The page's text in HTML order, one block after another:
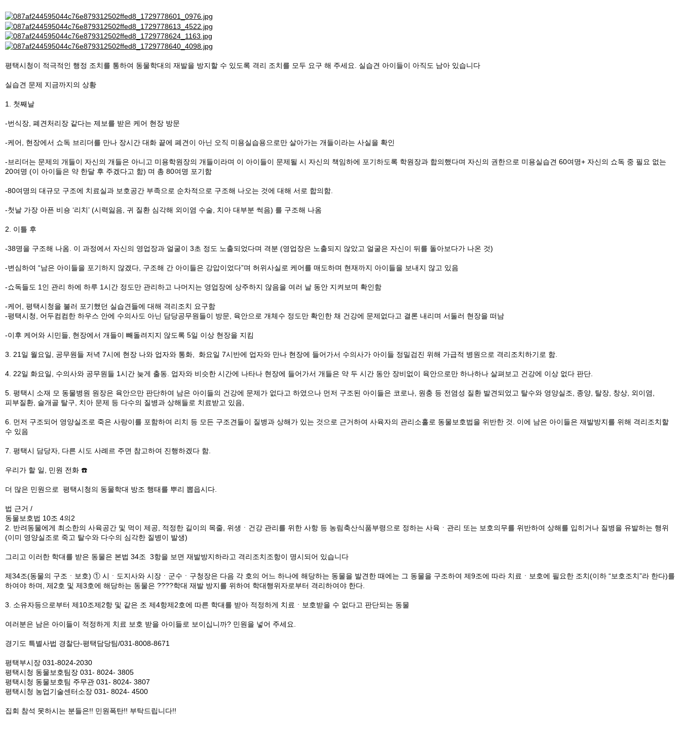
평택시청이 적극적인 행정 조치를 통하여 동물학대의 재발을 방지할 수 있도록 격리 조치를 모두 요구 해 주세요. 실습견 아이들이 아직도 남아 있습니다
실습견 문제 지금까지의 상황
1. 첫째날
-번식장, 폐견처리장 같다는 제보를 받은 케어 현장 방문
-케어, 현장에서 쇼독 브리더를 만나 장시간 대화 끝에 폐견이 아닌 오직 미용실습용으로만 살아가는 개들이라는 사실을 확인
-브리더는 문제의 개들이 자신의 개들은 아니고 미용학원장의 개들이라며 이 아이들이 문제될 시 자신의 책임하에 포기하도록 학원장과 합의했다며 자신의 권한으로 미용실습견 60여명+ 자신의 쇼독 중 필요 없는
20여명 (이 아이들은 약 한달 후 주겠다고 함) 며 총 80여명 포기함
-80여명의 대규모 구조에 치료실과 보호공간 부족으로 순차적으로 구조해 나오는 것에 대해 서로 합의함.
-첫날 가장 아픈 비숑 ‘리치’ (시력잃음, 귀 질환 심각해 외이염 수술, 치아 대부분 썩음) 를 구조해 나옴
2. 이틀 후
-38명을 구조해 나옴. 이 과정에서 자신의 영업장과 얼굴이 3초 정도 노출되었다며 격분 (영업장은 노출되지 않았고 얼굴은 자신이 뒤를 돌아보다가 나온 것)
-변심하여 “남은 아이들을 포기하지 않겠다, 구조해 간 아이들은 강압이었다”며 허위사실로 케어를 매도하며 현재까지 아이들을 보내지 않고 있음
-쇼독들도 1인 관리 하에 하루 1시간 정도만 관리하고 나머지는 영업장에 상주하지 않음을 여러 날 동안 지켜보며 확인함
-케어, 평택시청을 불러 포기했던 실습견들에 대해 격리조치 요구함
-평택시청, 어두컴컴한 하우스 안에 수의사도 아닌 담당공무원들이 방문, 육안으로 개체수 정도만 확인한 채 건강에 문제없다고 결론 내리며 서둘러 현장을 떠남
-이후 케어와 시민들, 현장에서 개들이 빼돌려지지 않도록 5일 이상 현장을 지킴
3. 21일 월요일, 공무원들 저녁 7시에 현장 나와 업자와 통화, 화요일 7시반에 업자와 만나 현장에 들어가서 수의사가 아이들 정밀검진 위해 가급적 병원으로 격리조치하기로 함.
4. 22일 화요일, 수의사와 공무원들 1시간 늦게 출동. 업자와 비슷한 시간에 나타나 현장에 들어가서 개들은 약 두 시간 동안 장비없이 육안으로만 하나하나 살펴보고 건강에 이상 없다 판단.
5. 평택시 소재 모 동물병원 원장은 육안으만 판단하여 남은 아이들의 건강에 문제가 없다고 하였으나 먼저 구조된 아이들은 코로나, 원충 등 전염성 질환 발견되었고 탈수와 영양실조, 종양, 탈장, 창상, 외이염,
피부질환, 슬개골 탈구, 치아 문제 등 다수의 질병과 상해들로 치료받고 있음,
6. 먼저 구조되어 영양실조로 죽은 사랑이를 포함하여 리치 등 모든 구조견들이 질병과 상해가 있는 것으로 근거하여 사육자의 관리소홀로 동물보호법을 위반한 것. 이에 남은 아이들은 재발방지를 위해 격리조치할
수 있음
7. 평택시 담당자, 다른 시도 사례르 주면 참고하여 진행하겠다 함.
우리가 할 일, 민원 전화 ☎️
더 많은 민원으로 평택시청의 동물학대 방조 행태를 뿌리 뽑읍시다.
법 근거 /
동물보호법 10조 4의2
2. 반려동물에게 최소한의 사육공간 및 먹이 제공, 적정한 길이의 목줄, 위생ㆍ건강 관리를 위한 사항 등 농림축산식품부령으로 정하는 사육ㆍ관리 또는 보호의무를 위반하여 상해를 입히거나 질병을 유발하는 행위
(이미 영양실조로 죽고 탈수와 다수의 심각한 질병이 발생)
그리고 이러한 학대를 받은 동물은 본법 34조 3항을 보면 재발방지하라고 격리조치조항이 명시되어 있습니다
제34조(동물의 구조ㆍ보호) ① 시ㆍ도지사와 시장ㆍ군수ㆍ구청장은 다음 각 호의 어느 하나에 해당하는 동물을 발견한 때에는 그 동물을 구조하여 제9조에 따라 치료ㆍ보호에 필요한 조치(이하 “보호조치”라 한다)를
하여야 하며, 제2호 및 제3호에 해당하는 동물은 ????학대 재발 방지를 위하여 학대행위자로부터 격리하여야 한다.
3. 소유자등으로부터 제10조제2항 및 같은 조 제4항제2호에 따른 학대를 받아 적정하게 치료ㆍ보호받을 수 없다고 판단되는 동물
여러분은 남은 아이들이 적정하게 치료 보호 받을 아이들로 보이십니까? 민원을 넣어 주세요.
경기도 특별사법 경찰단-평택담당팀/031-8008-8671
평택부시장 031-8024-2030
평택시청 동물보호팀장 031- 8024- 3805
평택시청 동물보호팀 주무관 031- 8024- 3807
평택시청 농업기술센터소장 031- 8024- 4500
집회 참석 못하시는 분들은!! 민원폭탄!! 부탁드립니다!!